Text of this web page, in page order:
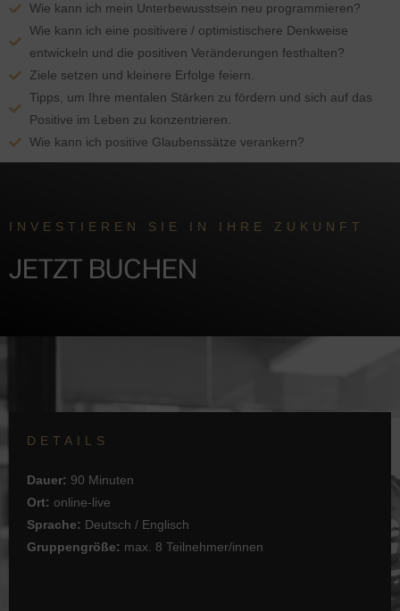
Wie kann ich mein Unterbewusstsein neu programmieren?
Wie kann ich eine positivere / optimistischere Denkweise
entwickeln und die positiven Veränderungen festhalten?
Ziele setzen und kleinere Erfolge feiern.
Tipps, um Ihre mentalen Stärken zu fördern und sich auf das
Positive im Leben zu konzentrieren.
Wie kann ich positive Glaubenssätze verankern?
INVESTIEREN SIE IN IHRE ZUKUNFT
JETZT BUCHEN
DETAILS
Dauer: 90 Minuten
Ort: online-live
Sprache: Deutsch / Englisch
Gruppengröße: max. 8 Teilnehmer/innen